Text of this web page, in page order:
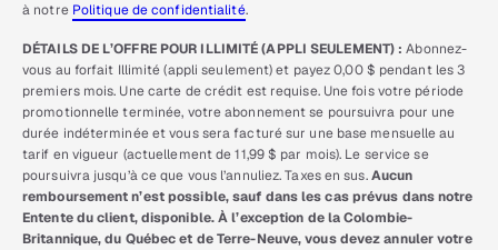
à notre Politique de confidentialité.
DÉTAILS DE L’OFFRE POUR ILLIMITÉ (APPLI SEULEMENT) : Abonnez-
vous au forfait Illimité (appli seulement) et payez 0,00 $ pendant les 3
premiers mois. Une carte de crédit est requise. Une fois votre période
promotionnelle terminée, votre abonnement se poursuivra pour une
durée indéterminée et vous sera facturé sur une base mensuelle au
tarif en vigueur (actuellement de 11,99 $ par mois). Le service se
poursuivra jusqu’à ce que vous l’annuliez. Taxes en sus.Aucun
remboursement n’est possible, sauf dans les cas prévus dans notre
Entente du client, disponible. À l’exception de la Colombie-
Britannique, du Québec et de Terre-Neuve, vous devez annuler votre